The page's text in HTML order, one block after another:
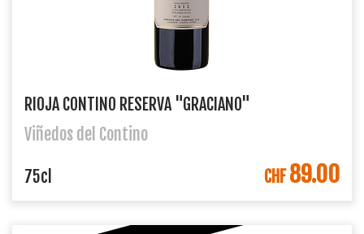
RIOJA CONTINO RESERVA "GRACIANO"
Viñedos del Contino
IN DEN WARENKORB
75cl CHF89.00